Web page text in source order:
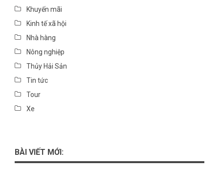
Khuyến mãi
Kinh tế xã hội
Nhà hàng
Nông nghiệp
Thủy Hải Sản
Tin tức
Tour
Xe
BÀI VIẾT MỚI: